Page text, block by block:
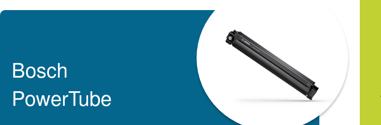
Bosch
PowerTube